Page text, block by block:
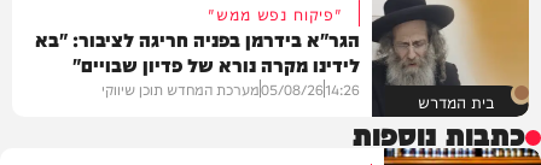
בית המדרש
"פיקוח נפש ממש"
הגר"א בידרמן בפניה חריגה לציבור: "בא
לידינו מקרה נורא של פדיון שבויים"
14:26
05/08/26מערכת המחדש תוכן שיווקי
כתבות נוספות